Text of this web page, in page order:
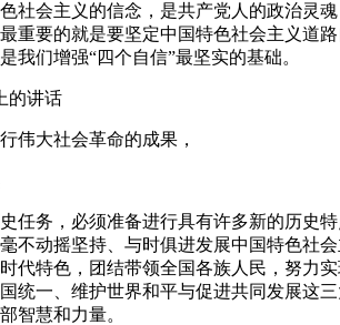
社会主义的信念，是共产党人的政治灵
重要的就是要坚定中国特色社会主义道
我们增强“四个自信”最坚实的基础。
的讲话
大社会革命的成果，
务，必须准备进行具有许多新的历史特
不动摇坚持、与时俱进发展中国特色社
代特色，团结带领全国各族人民，努力
统一、维护世界和平与促进共同发展这
智慧和力量。